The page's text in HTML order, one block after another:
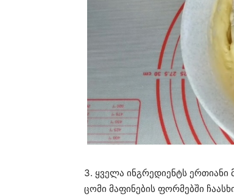
3. ყველა ინგრედიენტს ერთიანი
ცომი მაფინების ფორმებში